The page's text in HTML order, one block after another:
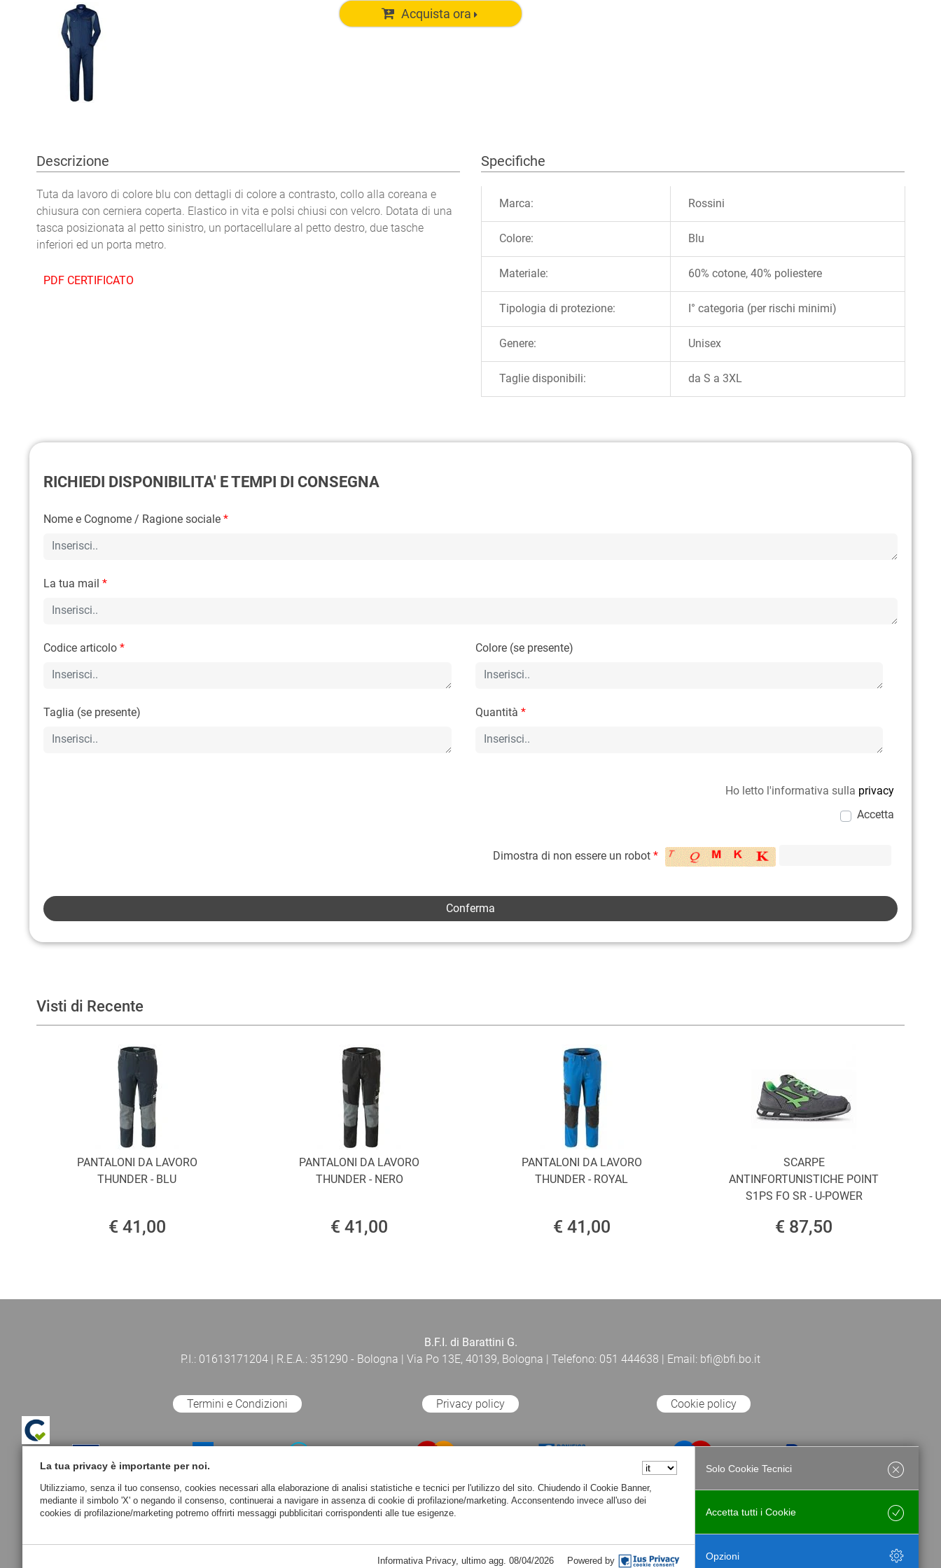
Acquista ora
Descrizione
Tuta da lavoro di colore blu con dettagli di colore a contrasto, collo alla coreana e
chiusura con cerniera coperta. Elastico in vita e polsi chiusi con velcro. Dotata di una
tasca posizionata al petto sinistro, un portacellulare al petto destro, due tasche
inferiori ed un porta metro.
PDF CERTIFICATO
Specifiche
Marca: Rossini
Colore: Blu
Materiale: 60% cotone, 40% poliestere
Tipologia di protezione: I° categoria (per rischi minimi)
Genere: Unisex
Taglie disponibili: da S a 3XL
RICHIEDI DISPONIBILITA' E TEMPI DI CONSEGNA
Nome e Cognome / Ragione sociale *
La tua mail *
Codice articolo * Colore (se presente)
Taglia (se presente) Quantità *
Ho letto l'informativa sulla privacy
Accetta
Dimostra di non essere un robot *
Visti di Recente
PANTALONI DA LAVORO
THUNDER - BLU
€ 41,00
PANTALONI DA LAVORO
THUNDER - NERO
€ 41,00
PANTALONI DA LAVORO
THUNDER - ROYAL
€ 41,00
SCARPE
ANTINFORTUNISTICHE POINT
S1PS FO SR - U-POWER
€ 87,50
B.F.I. di Barattini G.
P.I.: 01613171204 | R.E.A.: 351290 - Bologna | Via Po 13E, 40139, Bologna | Telefono: 051 444638 | Email: bfi@bfi.bo.it
Termini e Condizioni Privacy policy Cookie policy
La tua privacy è importante per noi.
Utilizziamo, senza il tuo consenso, cookies necessari alla elaborazione di analisi statistiche e tecnici per l'utilizzo del sito. Chiudendo il Cookie Banner,
mediante il simbolo 'X' o negando il consenso, continuerai a navigare in assenza di cookie di profilazione/marketing. Acconsentendo invece all'uso dei
cookies di profilazione/marketing potremo offrirti messaggi pubblicitari corrispondenti alle tue esigenze.
Accetta tutti i Cookie
Solo Cookie Tecnici
Salva
Opzioni
Informativa Privacy, ultimo agg. 08/04/2026 Powered by